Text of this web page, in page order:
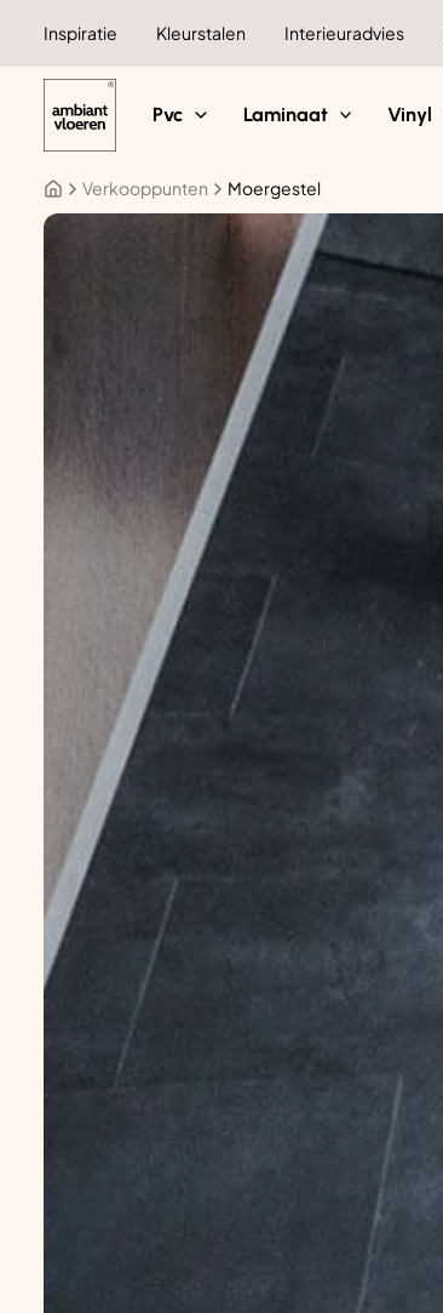
Inspiratie Kleurstalen Interieuradvies
Pvc Laminaat Vinyl
Verkooppunten Moergestel